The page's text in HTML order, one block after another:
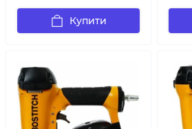
Купити